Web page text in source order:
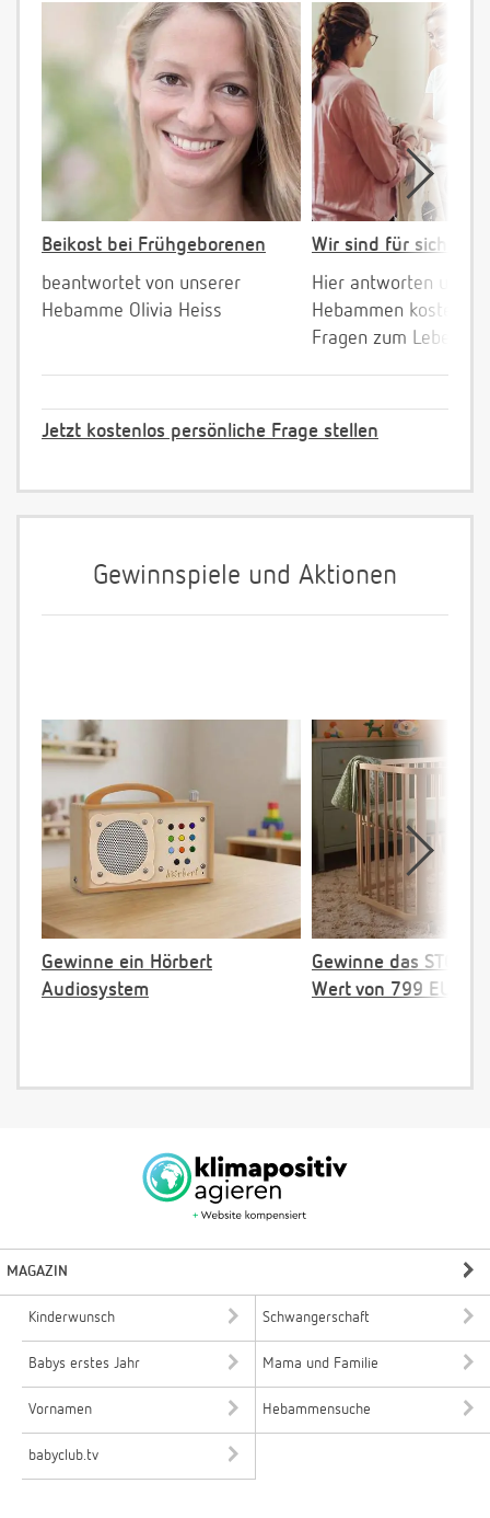
Beikost bei Frühgeborenen
beantwortet von unserer
Hebamme Olivia Heiss
Wir sind für sich da!
Hier antworten
Hebammen
Fragen zum Leben
Jetzt kostenlos persönliche Frage stellen
Gewinnspiele und Aktionen
Gewinne ein Hörbert
Audiosystem
Gewinne das
Wert von 799 EUR
MAGAZIN
Kinderwunsch Schwangerschaft
Babys erstes Jahr Mama und Familie
Vornamen Hebammensuche
babyclub.tv